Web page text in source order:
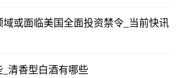
或面临美国全面投资禁令_当前快讯
清香型白酒有哪些